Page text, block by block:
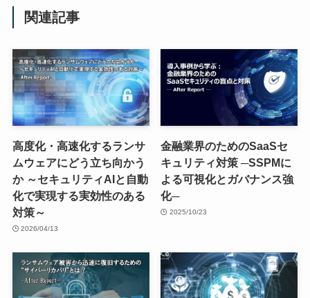
関連記事
高度化・高速化するランサ
ムウェアにどう立ち向かう
か ～セキュリティAIと自動
化で実現する実効性のある
対策～
2026/04/13
金融業界のためのSaaSセ
キュリティ対策 ─SSPMに
よる可視化とガバナンス強
化─
2025/10/23